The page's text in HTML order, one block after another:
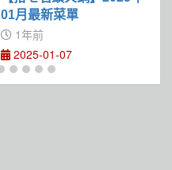
01月最新菜單
1年前
2025-01-07